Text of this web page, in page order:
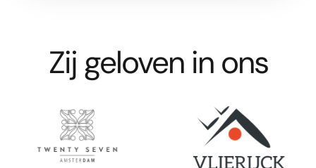
Zij geloven in ons